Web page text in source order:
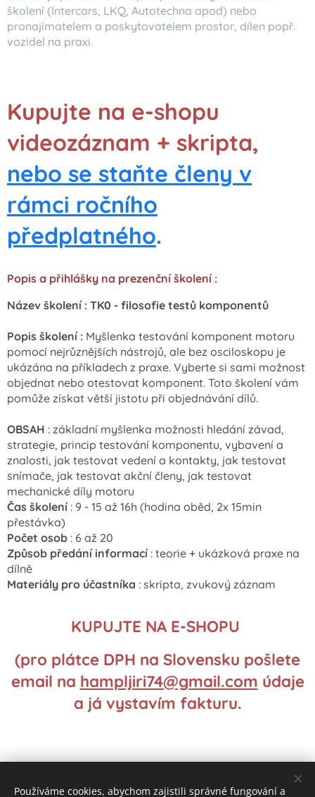
školení (Intercars, LKQ, Autotechna apod) nebo
pronajímatelem a poskytovatelem prostor, dílen popř.
vozidel na praxi.
Kupujte na e-shopu
videozáznam + skripta,
nebo se staňte členy v
rámci ročního
předplatného.
Popis a přihlášky na prezenční školení :
Název školení : TK0 - filosofie testů komponentů
Popis školení : Myšlenka testování komponent motoru
pomocí nejrůznějších nástrojů, ale bez osciloskopu je
ukázána na příkladech z praxe. Vyberte si sami možnost
objednat nebo otestovat komponent. Toto školení vám
pomůže získat větší jistotu při objednávání dílů.
OBSAH : základní myšlenka možnosti hledání závad,
strategie, princip testování komponentu, vybavení a
znalosti, jak testovat vedení a kontakty, jak testovat
snímače, jak testovat akční členy, jak testovat
mechanické díly motoru
Čas školení : 9 - 15 až 16h (hodina oběd, 2x 15min
přestávka)
Počet osob : 6 až 20
Způsob předání informací : teorie + ukázková praxe na
dílně
Materiály pro účastníka : skripta, zvukový záznam
KUPUJTE NA E-SHOPU
(pro plátce DPH na Slovensku pošlete
email na hampljiri74@gmail.com údaje
a já vystavím fakturu.
© 2023 Všechna práva vyhrazena
Používáme cookies, abychom zajistili správné fungování a